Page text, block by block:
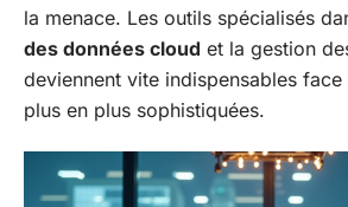
la menace. Les outils spécialisés
des données cloud et la gestion
deviennent vite indispensables
plus en plus sophistiquées.